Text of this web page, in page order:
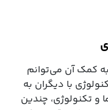
کمک آن می‌توانم
با دیگران به
و تکنولوژی، چندین